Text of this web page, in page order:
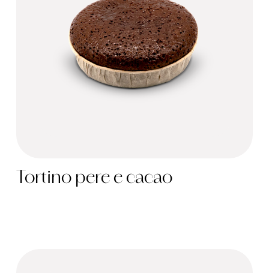
Tortino pere e cacao